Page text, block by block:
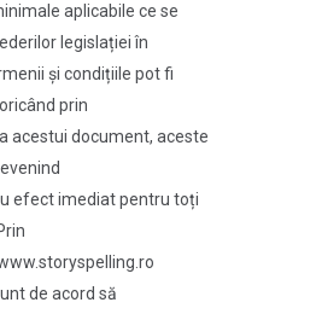
aplicabile ce se
legislației în
și condițiile pot fi
prin
acestui document, aceste
efect imediat pentru toți
de acord să